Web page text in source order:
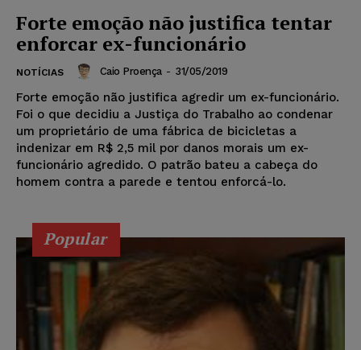
Forte emoção não justifica tentar
enforcar ex-funcionário
NOTÍCIAS Caio Proença - 31/05/2019
Forte emoção não justifica agredir um ex-funcionário.
Foi o que decidiu a Justiça do Trabalho ao condenar
um proprietário de uma fábrica de bicicletas a
indenizar em R$ 2,5 mil por danos morais um ex-
funcionário agredido. O patrão bateu a cabeça do
homem contra a parede e tentou enforcá-lo.
Popular